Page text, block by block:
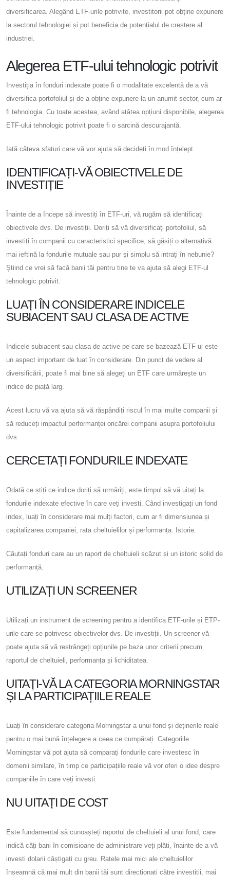
diversificarea. Alegând ETF-urile potrivite, investitorii pot obține expunere
la sectorul tehnologiei și pot beneficia de potențialul de creștere al
industriei.
Alegerea ETF-ului tehnologic potrivit
Investiția în fonduri indexate poate fi o modalitate excelentă de a vă
diversifica portofoliul și de a obține expunere la un anumit sector, cum ar
fi tehnologia. Cu toate acestea, având atâtea opțiuni disponibile, alegerea
ETF-ului tehnologic potrivit poate fi o sarcină descurajantă.
Iată câteva sfaturi care vă vor ajuta să decideți în mod înțelept.
IDENTIFICAȚI-VĂ OBIECTIVELE DE
INVESTIȚIE
Înainte de a începe să investiți în ETF-uri, vă rugăm să identificați
obiectivele dvs. De investiții. Doriți să vă diversificați portofoliul, să
investiți în companii cu caracteristici specifice, să găsiți o alternativă
mai ieftină la fondurile mutuale sau pur și simplu să intrați în nebunie?
Știind ce vrei să facă banii tăi pentru tine te va ajuta să alegi ETF-ul
tehnologic potrivit.
LUAȚI ÎN CONSIDERARE INDICELE
SUBIACENT SAU CLASA DE ACTIVE
Indicele subiacent sau clasa de active pe care se bazează ETF-ul este
un aspect important de luat în considerare. Din punct de vedere al
diversificării, poate fi mai bine să alegeți un ETF care urmărește un
indice de piață larg.
Acest lucru vă va ajuta să vă răspândiți riscul în mai multe companii și
să reduceți impactul performanței oricărei companii asupra portofoliului
dvs.
CERCETAȚI FONDURILE INDEXATE
Odată ce știți ce indice doriți să urmăriți, este timpul să vă uitați la
fondurile indexate efective în care veți investi. Când investigați un fond
index, luați în considerare mai mulți factori, cum ar fi dimensiunea și
capitalizarea companiei, rata cheltuielilor și performanța. Istorie.
Căutați fonduri care au un raport de cheltuieli scăzut și un istoric solid de
performanță.
UTILIZAȚI UN SCREENER
Utilizați un instrument de screening pentru a identifica ETF-urile și ETP-
urile care se potrivesc obiectivelor dvs. De investiții. Un screener vă
poate ajuta să vă restrângeți opțiunile pe baza unor criterii precum
raportul de cheltuieli, performanța și lichiditatea.
UITAȚI-VĂ LA CATEGORIA MORNINGSTAR
ȘI LA PARTICIPAȚIILE REALE
Luați în considerare categoria Morningstar a unui fond și deținerile reale
pentru o mai bună înțelegere a ceea ce cumpărați. Categoriile
Morningstar vă pot ajuta să comparați fondurile care investesc în
domenii similare, în timp ce participațiile reale vă vor oferi o idee despre
companiile în care veți investi.
NU UITAȚI DE COST
Este fundamental să cunoașteți raportul de cheltuieli al unui fond, care
indică câți bani în comisioane de administrare veți plăti, înainte de a vă
investi dolarii câștigați cu greu. Ratele mai mici ale cheltuielilor
înseamnă că mai mult din banii tăi sunt direcționați către investiții, mai